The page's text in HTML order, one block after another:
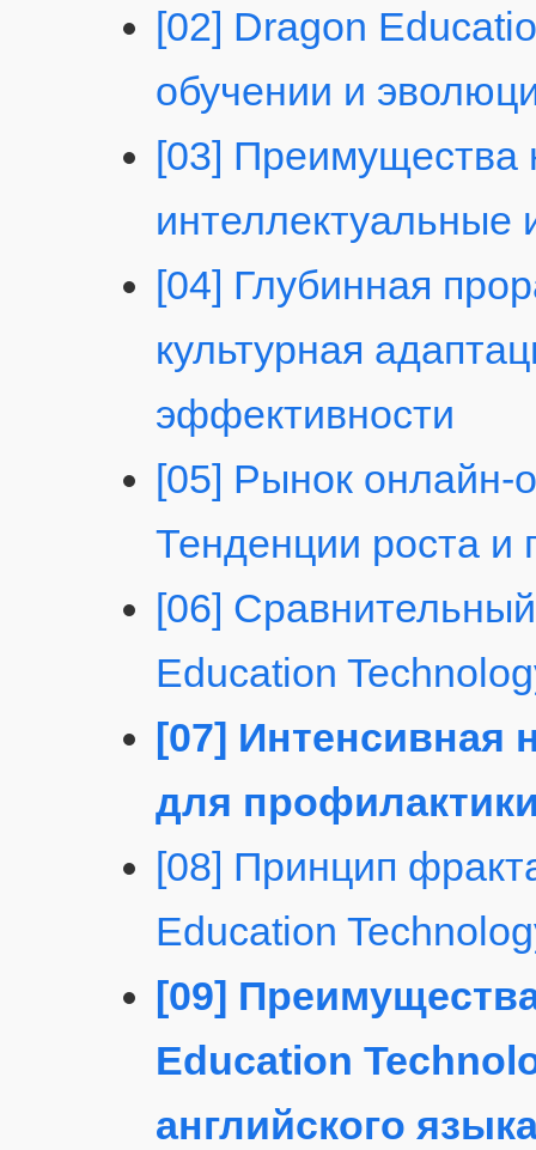
[02] Dragon
обучении и
[03] Преимущества
интеллектуальные
[04] Глубинная
культурная
эффективности
[05] Рынок онлайн-
Тенденции роста и
[06]
Education
[07] Интенсивная
для
[08] Принцип
Education
[09]
Education
английского